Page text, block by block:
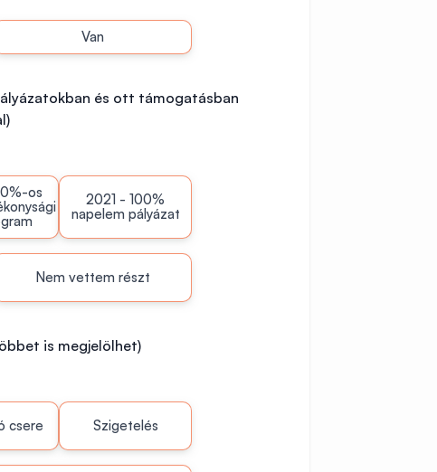
Van
és ott támogatásban
os
2021 - 100%
napelem pályázat
Nem vettem részt
is megjelölhet)
csere Szigetelés